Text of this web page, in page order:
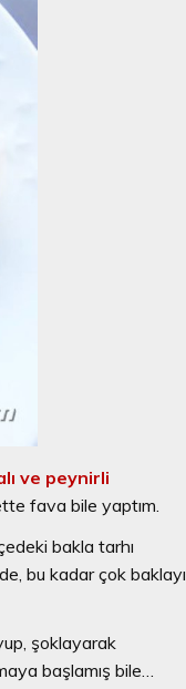
ve peynirli
fava bile yaptım.
bakla tarhı
bu kadar çok baklayı
şoklayarak
başlamış bile…